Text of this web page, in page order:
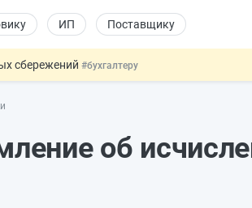
ИП Поставщику
сбережений #бухгалтеру
кошельки
#кадровику
ФЗ #заказчику
об